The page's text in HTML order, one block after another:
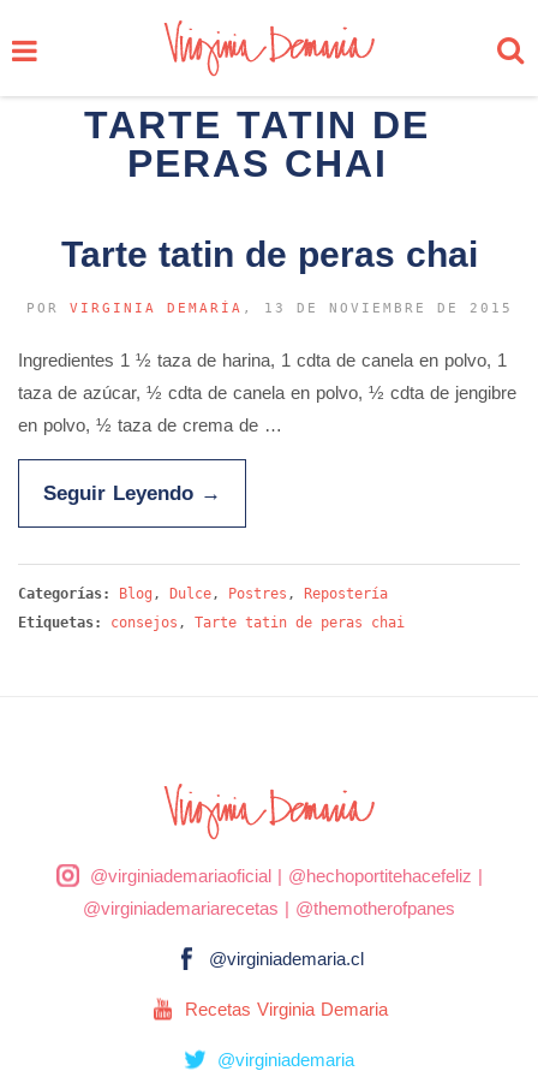
TARTE TATIN DE
PERAS CHAI
Tarte tatin de peras chai
POR VIRGINIA DEMARÍA , 13 DE NOVIEMBRE DE 2015
Ingredientes 1 ½ taza de harina, 1 cdta de canela en polvo, 1
taza de azúcar, ½ cdta de canela en polvo, ½ cdta de jengibre
en polvo, ½ taza de crema de …
Seguir Leyendo →
Categorías: Blog , Dulce, Postres ,
Repostería
Etiquetas:
consejos , Tarte tatin de peras chai
@virginiademariaoficial| @hechoportitehacefeliz |
@virginiademariarecetas | @themotherofpanes
@virginiademaria.cl
Recetas Virginia Demaria
@virginiademaria